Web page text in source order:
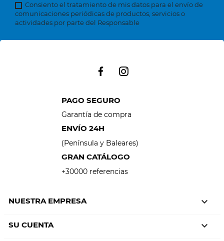
Consiento el tratamiento de mis datos para el envío de
comunicaciones periódicas de productos, servicios o
actividades por parte del Responsable
PAGO SEGURO
Garantía de compra
ENVÍO 24H
(Península y Baleares)
GRAN CATÁLOGO
+30000 referencias
NUESTRA EMPRESA 
SU CUENTA 